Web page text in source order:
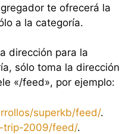
te ofrecerá la
a la categoría.
dirección para la
sólo toma la dirección
«/feed», por ejemplo:
superkb/feed/.
trip-2009/feed/.